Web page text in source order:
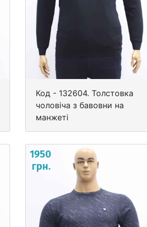
Код - 132604. Толстовка
чоловіча з бавовни на
манжеті
1950
грн.